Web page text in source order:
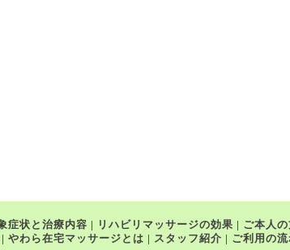
症状と治療内容 | リハビリマッサージの効果 | ご本人
| やわら在宅マッサージとは | スタッフ紹介 | ご利用の流